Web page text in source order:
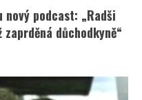
nový podcast: „Radši
důchodkyně“